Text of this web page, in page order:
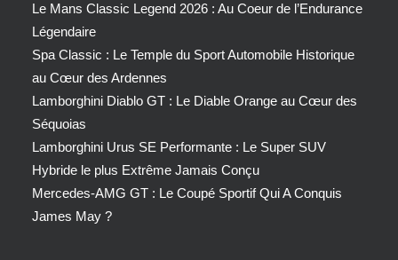
Le Mans Classic Legend 2026 : Au Coeur de l’Endurance
Légendaire
Spa Classic : Le Temple du Sport Automobile Historique
au Cœur des Ardennes
Lamborghini Diablo GT : Le Diable Orange au Cœur des
Séquoias
Lamborghini Urus SE Performante : Le Super SUV
Hybride le plus Extrême Jamais Conçu
Mercedes-AMG GT : Le Coupé Sportif Qui A Conquis
James May ?